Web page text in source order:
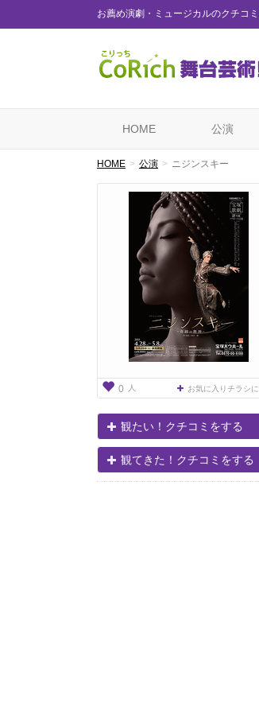
お薦め演劇・ミュージカルのクチコ
HOME 公演
HOME 公演 ニジンスキー
0 人 お気に入りチラシ
観たい！クチコミをする
観てきた！クチコミをする